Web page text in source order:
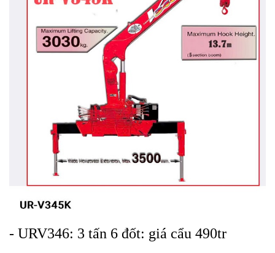
- URV346: 3 tấn 6 đốt: giá cẩu 490tr